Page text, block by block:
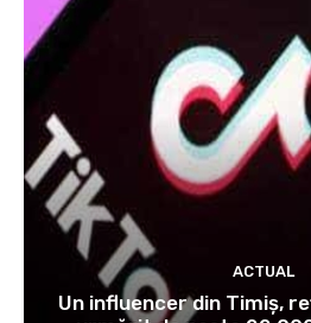
ACTUAL
Un influencer din Timiș,